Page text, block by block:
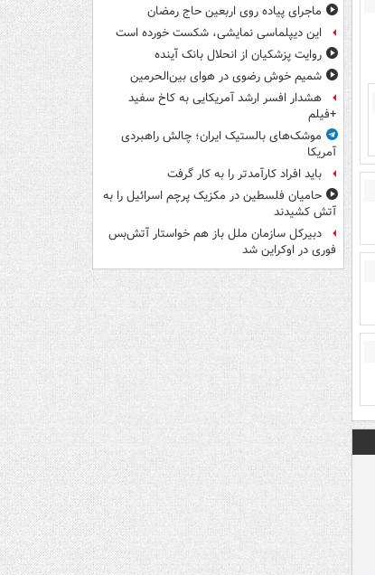
ماجرای پیاده روی اربعین حاج رمضان
این دیپلماسی نمایشی، شکست خورده است
روایت پزشکیان از انحلال بانک آینده
شمیم خوش رضوی در هوای بین‌الحرمین
هشدار افسر ارشد آمریکایی به کاخ سفید
+فیلم
موشک‌های بالستیک ایران؛ چالش راهبردی
آمریکا
باید افراد کارآمدتر را به کار گرفت
حامیان فلسطین در مکزیک پرچم اسرائیل را به
آتش کشیدند
دبیرکل سازمان ملل باز هم خواستار آتش‌بس
فوری در اوکراین شد